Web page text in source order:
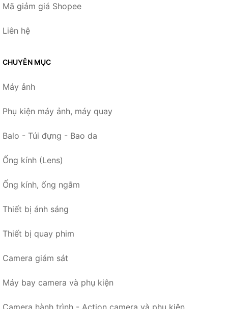
Mã giảm giá Shopee
Liên hệ
CHUYÊN MỤC
Máy ảnh
Phụ kiện máy ảnh, máy quay
Balo - Túi đựng - Bao da
Ống kính (Lens)
Ống kính, ống ngắm
Thiết bị ánh sáng
Thiết bị quay phim
Camera giám sát
Máy bay camera và phụ kiện
Camera hành trình - Action camera và phụ kiện